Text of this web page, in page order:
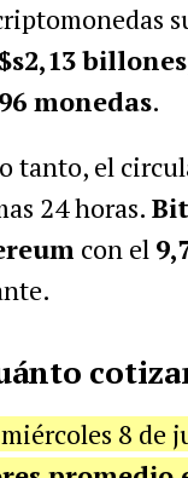
billones
monedas.
tanto, el
24 horas.
con el
8 de